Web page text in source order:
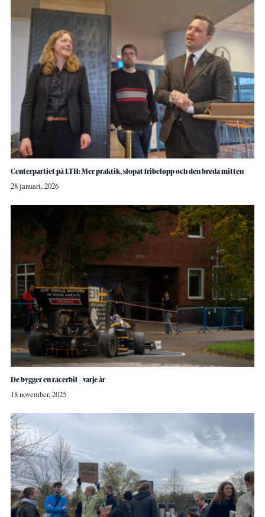
Centerpartiet på LTH: Mer praktik, slopat fribelopp och den breda mitten
28 januari, 2026
De bygger en racerbil – varje år
18 november, 2025